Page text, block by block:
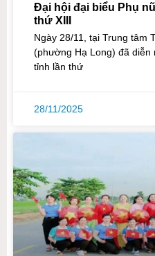
Đại hội đại biểu Phụ
thứ XIII
Ngày 28/11, tại Trung tâm
(phường Hạ Long) đã
tỉnh lần thứ
28/11/2025